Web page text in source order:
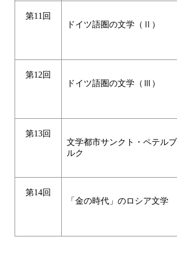
第11回
ドイツ語圏の文学（Ⅱ）
第12回
ドイツ語圏の文学（Ⅲ）
第13回
文学都市サンクト・ペテルブ
ルク
第14回
「金の時代」のロシア文学